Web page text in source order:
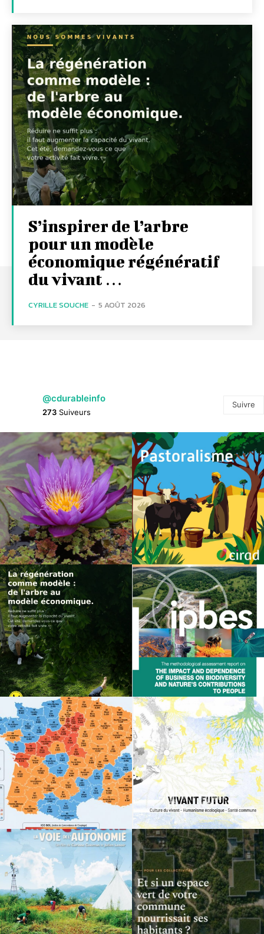
S’inspirer de l’arbre
pour un modèle
économique régénératif
du vivant …
CYRILLE SOUCHE - 5 AOÛT 2026
@cdurableinfo
273 Suiveurs
Suivre